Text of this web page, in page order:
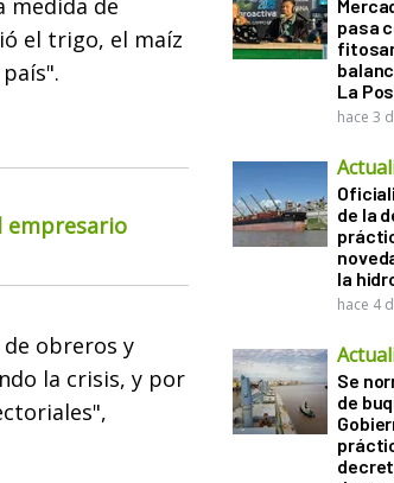
medida de
el trigo, el maíz
empresario
obreros y
la crisis, y por
pasa
La
hace 3
de la
la
hace 4
Se
de